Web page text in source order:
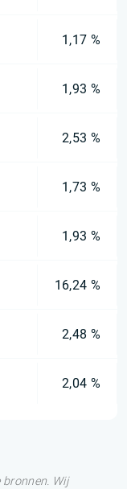
1,17 %
1,93 %
2,53 %
1,73 %
1,93 %
16,24 %
2,48 %
2,04 %
Wij